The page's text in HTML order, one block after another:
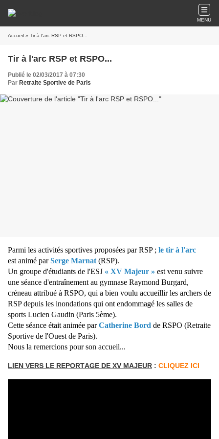
MENU
Accueil » Tir à l'arc RSP et RSPO...
Tir à l'arc RSP et RSPO...
Publié le 02/03/2017 à 07:30
Par Retraite Sportive de Paris
Parmi les activités sportives proposées par RSP ; le tir à l'arc
est animé parSerge Marnat (RSP).
Un groupe d'étudiants de l'ESJ « XV Majeur » est venu suivre
une séance d'entraînement au gymnase Raymond Burgard,
créneau attribué à RSPO, qui a bien voulu accueillir les archers de
RSP depuis les inondations qui ont endommagé les salles de
sports Lucien Gaudin (Paris 5ème).
Cette séance était animée parCatherine Bord de RSPO (Retraite
Sportive de l'Ouest de Paris).
Nous la remercions pour son accueil...
LIEN VERS LE REPORTAGE DE XV MAJEUR : CLIQUEZ ICI